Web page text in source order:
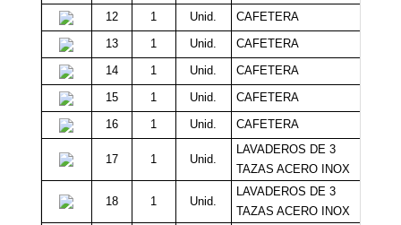
12
1 Unid. CAFETERA
13
1 Unid. CAFETERA
14
1 Unid. CAFETERA
15
1 Unid. CAFETERA
16
1 Unid. CAFETERA
17 1 Unid.
LAVADEROS DE 3
TAZAS ACERO INOX
18 1 Unid.
LAVADEROS DE 3
TAZAS ACERO INOX